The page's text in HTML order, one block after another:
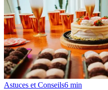
Astuces et Conseils6 min